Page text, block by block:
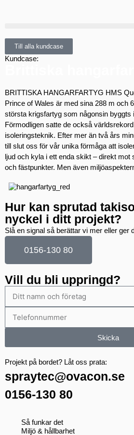
Till alla kundcase
Kundcase:
BRITTISKA HANGARFARTYG HMS
Prince of Wales är med sina 288 m och
största krigsfartyg som någonsin byggts
Förmodligen satte de också
isoleringsteknik. Efter mer än två års
till slut oss för vår unika förmåga att
ljud och kyla i ett enda skikt – direkt
och fästpunkter. Men även
Hur kan sprutad
nyckel i ditt projekt?
Slå en signal så berättar vi mer eller ger
0156-130 80
Vill du bli uppringd?
Skicka
Projekt på bordet? Låt oss prata:
spraytec@ovacon.se
0156-130 80
Så funkar det
Miljö & hållbarhet